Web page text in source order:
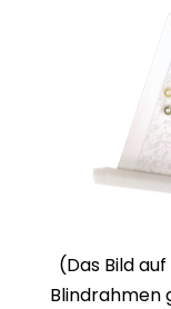
(Das Bild